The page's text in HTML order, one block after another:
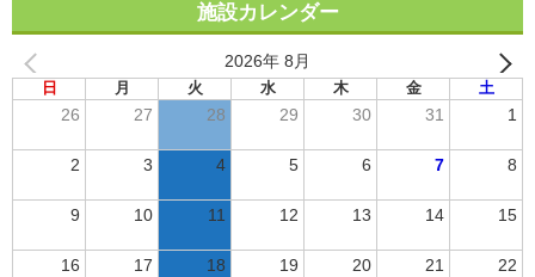
施設カレンダー
2026年 8月
日 月 火 水 木 金 土
26 27 28 29 30 31 1
2 3 4 5 6 7 8
9 10 11 12 13 14 15
16 17 18 19 20 21 22